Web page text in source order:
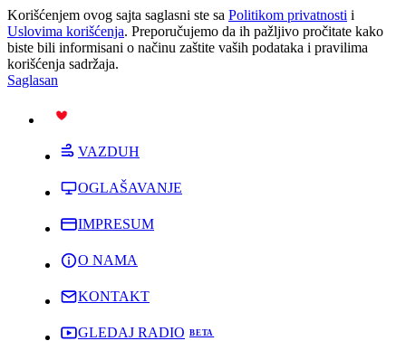
Korišćenjem ovog sajta saglasni ste sa Politikom privatnosti i
Uslovima korišćenja. Preporučujemo da ih pažljivo pročitate kako
biste bili informisani o načinu zaštite vaših podataka i pravilima
korišćenja sadržaja.
Saglasan
VAZDUH
OGLAŠAVANJE
IMPRESUM
O NAMA
KONTAKT
GLEDAJ RADIO